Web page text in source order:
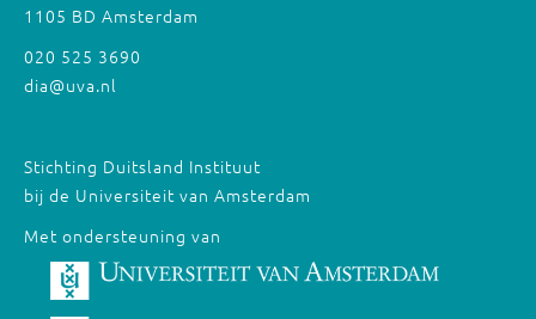
1105 BD Amsterdam
020 525 3690
dia@uva.nl
Stichting Duitsland Instituut
bij de Universiteit van Amsterdam
Met ondersteuning van